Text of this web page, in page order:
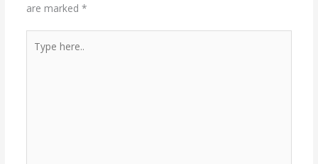
are marked *
here..